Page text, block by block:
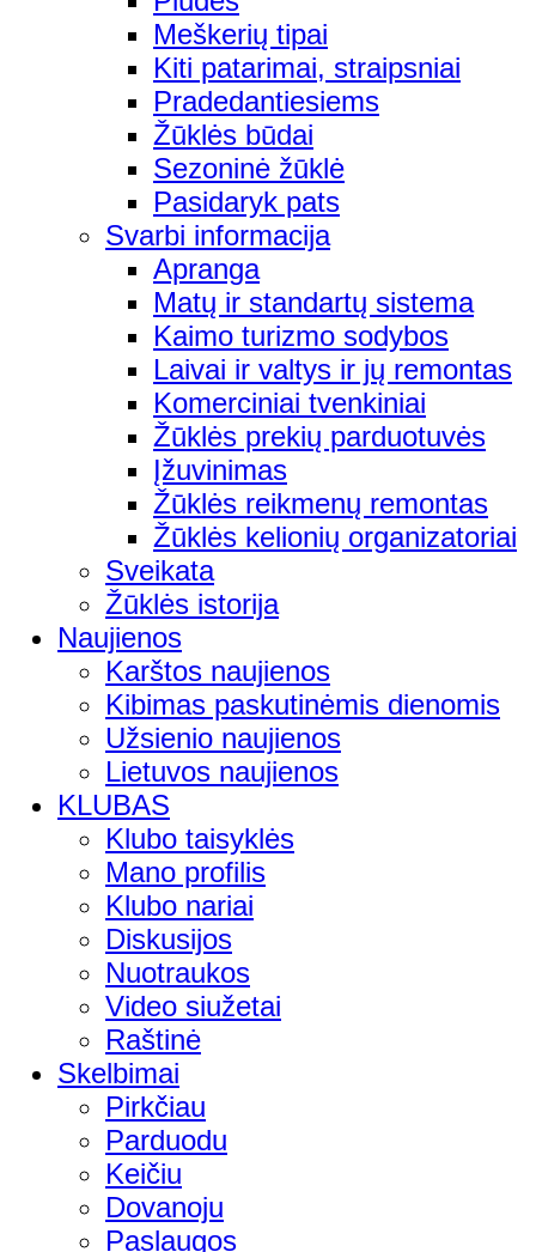
Meškerių tipai
Kiti patarimai, straipsniai
Pradedantiesiems
Žūklės būdai
Sezoninė žūklė
Pasidaryk pats
Svarbi informacija
Apranga
Matų ir standartų sistema
Kaimo turizmo sodybos
Laivai ir valtys ir jų remontas
Komerciniai tvenkiniai
Žūklės prekių parduotuvės
Įžuvinimas
Žūklės reikmenų remontas
Žūklės kelionių organizatoriai
Sveikata
Žūklės istorija
Naujienos
Karštos naujienos
Kibimas paskutinėmis dienomis
Užsienio naujienos
Lietuvos naujienos
KLUBAS
Klubo taisyklės
Mano profilis
Klubo nariai
Diskusijos
Nuotraukos
Video siužetai
Raštinė
Skelbimai
Pirkčiau
Parduodu
Keičiu
Dovanoju
Paslaugos